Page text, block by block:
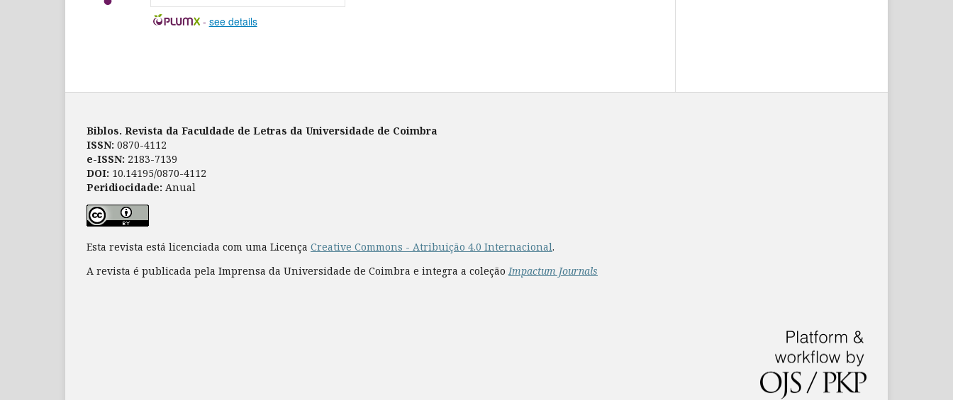
- see details
Biblos. Revista da Faculdade de Letras da Universidade de Coimbra
ISSN: 0870-4112
e-ISSN: 2183-7139
DOI: 10.14195/0870-4112
Peridiocidade: Anual
Esta revista está licenciada com uma Licença Creative Commons - Atribuição 4.0 Internacional.
A revista é publicada pela Imprensa da Universidade de Coimbra e integra a coleção Impactum Journals